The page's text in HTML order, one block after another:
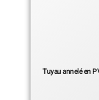
Tuyau annelé en